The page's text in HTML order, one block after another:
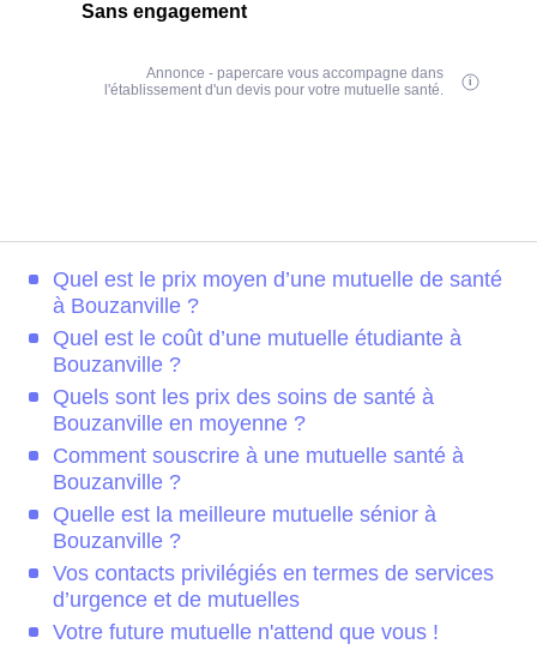
Sans engagement
Annonce - papercare vous accompagne dans
l'établissement d'un devis pour votre mutuelle santé.
Quel est le prix moyen d’une mutuelle de santé
à Bouzanville ?
Quel est le coût d’une mutuelle étudiante à
Bouzanville ?
Quels sont les prix des soins de santé à
Bouzanville en moyenne ?
Comment souscrire à une mutuelle santé à
Bouzanville ?
Quelle est la meilleure mutuelle sénior à
Bouzanville ?
Vos contacts privilégiés en termes de services
d’urgence et de mutuelles
Votre future mutuelle n'attend que vous !